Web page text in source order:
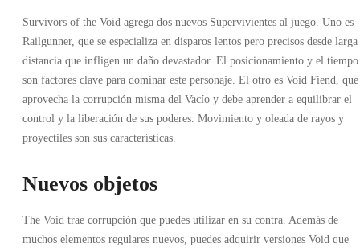
Survivors of the Void agrega dos nuevos Supervivientes al juego. Uno es
Railgunner, que se especializa en disparos lentos pero precisos desde larga
distancia que infligen un daño devastador. El posicionamiento y el tiempo
son factores clave para dominar este personaje. El otro es Void Fiend, que
aprovecha la corrupción misma del Vacío y debe aprender a equilibrar el
control y la liberación de sus poderes. Movimiento y oleada de rayos y
proyectiles son sus características.
Nuevos objetos
The Void trae corrupción que puedes utilizar en su contra. Además de
muchos elementos regulares nuevos, puedes adquirir versiones Void que